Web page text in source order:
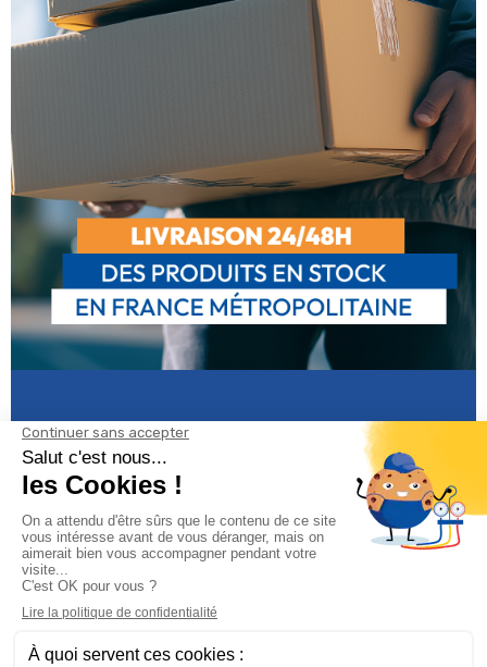
Informations
Climservice